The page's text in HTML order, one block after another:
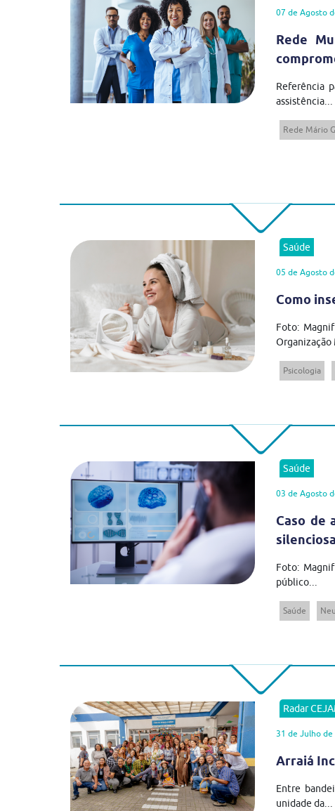
07 de Agosto
Rede
Referência
assistência...
Rede Mário
Saúde
05 de Agosto
Como
Foto:
Organização
Psicologia
Saúde
03 de Agosto
Caso de
silenciosa
Foto:
público...
Saúde
Radar
31 de Julho
Arraiá
Entre
unidade da...